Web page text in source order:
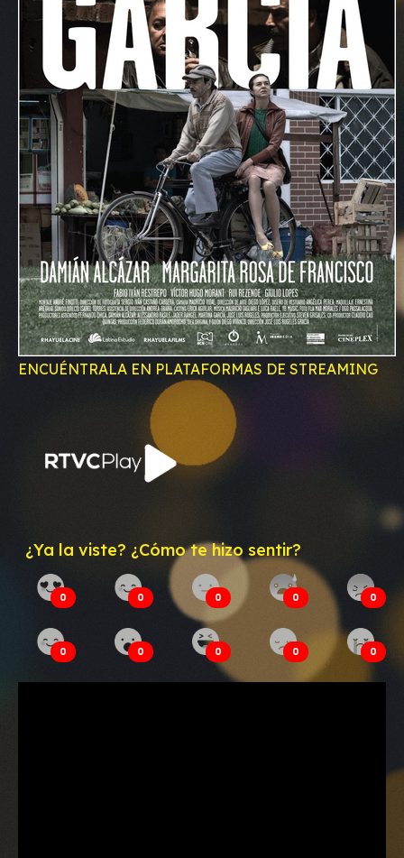
ENCUÉNTRALA EN PLATAFORMAS DE STREAMING
¿Ya la viste? ¿Cómo te hizo sentir?
0 0 0 0 0
0 0 0 0 0